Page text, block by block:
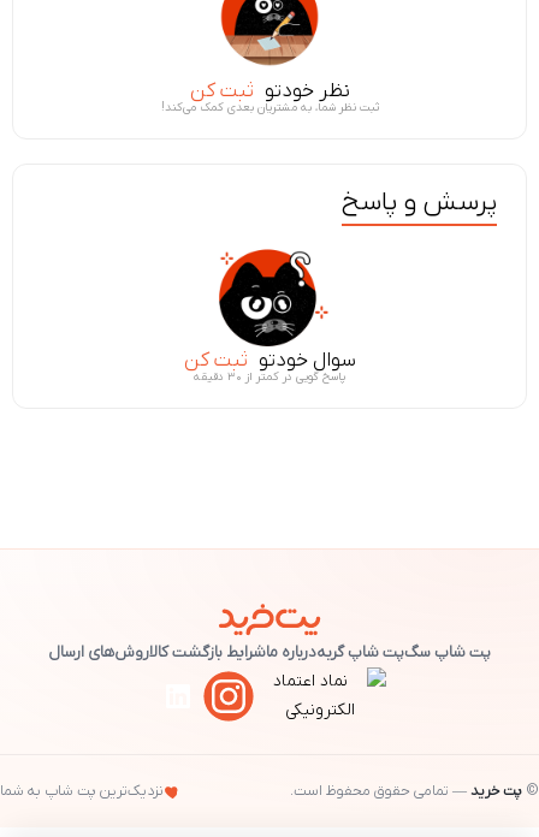
نظر خودتو ثبت کن
ثبت نظر شما، به مشتریان بعدی کمک می‌کند!
پرسش و پاسخ
سوال خودتو ثبت کن
پاسخ گویی در کمتر از ۳۰ دقیقه
پت شاپ سگپت شاپ گربهدرباره ماشرایط بازگشت کالاروش‌های ارسال
© پت خرید— تمامی حقوق محفوظ است. نزدیک‌ترین پت شاپ به شما